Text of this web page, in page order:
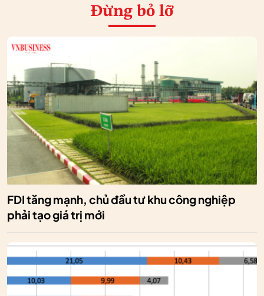
Đừng bỏ lỡ
FDI tăng mạnh, chủ đầu tư khu công nghiệp
phải tạo giá trị mới